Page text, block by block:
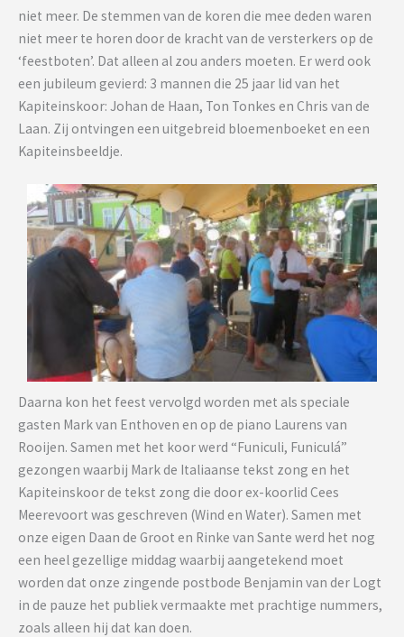
niet meer. De stemmen van de koren die mee deden waren
niet meer te horen door de kracht van de versterkers op de
‘feestboten’. Dat alleen al zou anders moeten. Er werd ook
een jubileum gevierd: 3 mannen die 25 jaar lid van het
Kapiteinskoor: Johan de Haan, Ton Tonkes en Chris van de
Laan. Zij ontvingen een uitgebreid bloemenboeket en een
Kapiteinsbeeldje.
Daarna kon het feest vervolgd worden met als speciale
gasten Mark van Enthoven en op de piano Laurens van
Rooijen. Samen met het koor werd “Funiculi, Funiculá”
gezongen waarbij Mark de Italiaanse tekst zong en het
Kapiteinskoor de tekst zong die door ex-koorlid Cees
Meerevoort was geschreven (Wind en Water). Samen met
onze eigen Daan de Groot en Rinke van Sante werd het nog
een heel gezellige middag waarbij aangetekend moet
worden dat onze zingende postbode Benjamin van der Logt
in de pauze het publiek vermaakte met prachtige nummers,
zoals alleen hij dat kan doen.